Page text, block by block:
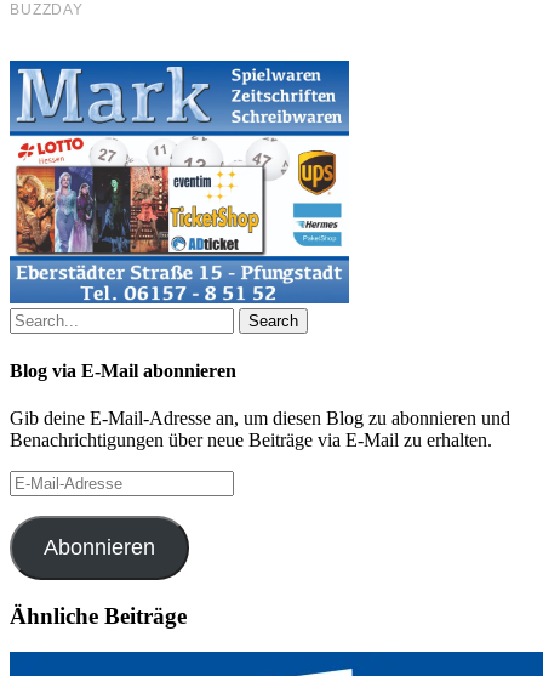
Search
Blog via E-Mail abonnieren
Gib deine E-Mail-Adresse an, um diesen Blog zu abonnieren und
Benachrichtigungen über neue Beiträge via E-Mail zu erhalten.
E-
Mail-
Adresse
Abonnieren
Ähnliche Beiträge